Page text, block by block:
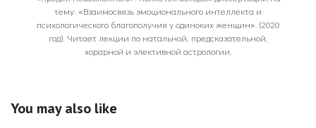
тему: «Взаимосвязь эмоционального интеллекта и
психологического благополучия у одиноких женщин». (2020
год). Читает лекции по натальной, предсказательной,
хорарной и элективной астрологии.
You may also like